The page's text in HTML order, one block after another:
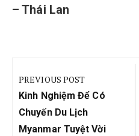
– Thái Lan
hướng
bài
viết
PREVIOUS POST
Previous
Post:
Kinh Nghiệm Để Có
Chuyến Du Lịch
Myanmar Tuyệt Vời